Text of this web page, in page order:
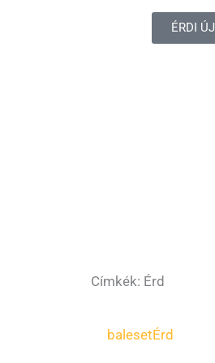
ÉRDI
Címkék: Érd
balesetÉrd